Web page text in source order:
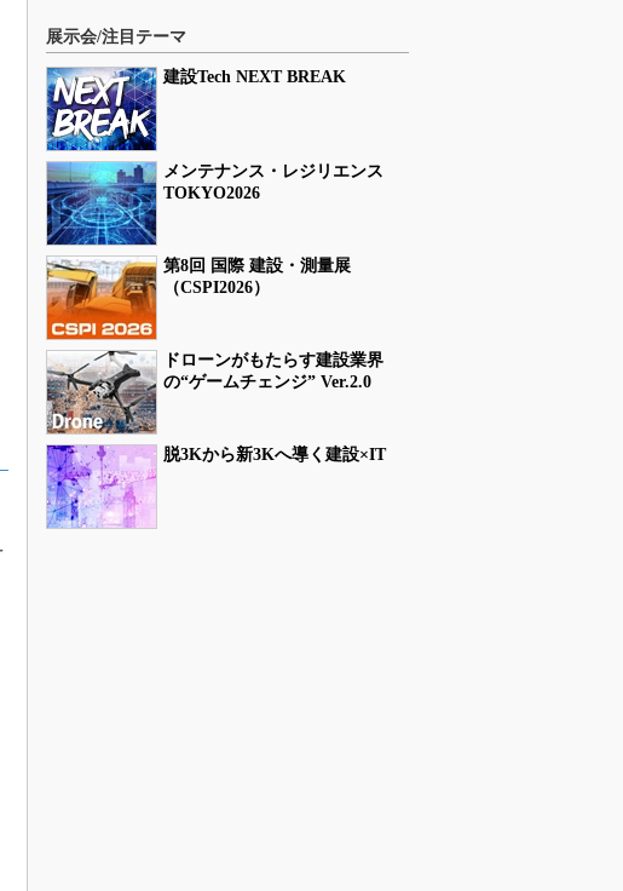
展示会/注目テーマ
建設Tech NEXT BREAK
メンテナンス・レジリエンス
TOKYO2026
第8回 国際 建設・測量展
（CSPI2026）
ドローンがもたらす建設業界
の“ゲームチェンジ” Ver.2.0
脱3Kから新3Kへ導く建設×IT